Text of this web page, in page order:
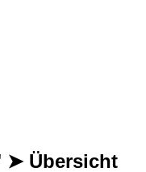
➤ Übersicht